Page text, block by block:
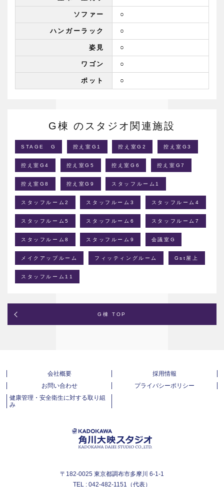
ソファー ○
ハンガーラック ○
姿見 ○
ワゴン ○
ポット ○
G棟 のスタジオ関連施設
STAGE G 控え室G1 控え室G2 控え室G3
控え室G4 控え室G5 控え室G6 控え室G7
控え室G8 控え室G9 スタッフルーム1
スタッフルーム2 スタッフルーム3 スタッフルーム4
スタッフルーム5 スタッフルーム6 スタッフルーム7
スタッフルーム8 スタッフルーム9 会議室G
メイクアップルーム フィッティングルーム Gst屋上
スタッフルーム11
G棟 TOP
会社概要
採用情報
お問い合わせ
プライバシーポリシー
健康管理・安全衛生に対する取り組
み
〒182-0025 東京都調布市多摩川 6-1-1
TEL : 042-482-1151（代表）